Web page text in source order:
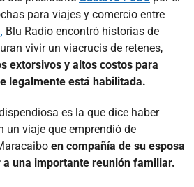
para viajes y comercio entre
Blu Radio encontró historias de
vivir un viacrucis de retenes,
extorsivos y altos costos para
legalmente está habilitada.
es la que dice haber
un viaje que emprendió de
en compañía de su esposa
una importante reunión familiar.